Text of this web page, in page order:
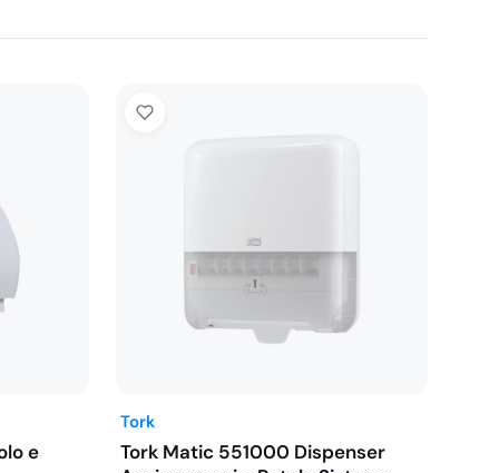
e
Tork
Tork Matic 551000 Dispenser